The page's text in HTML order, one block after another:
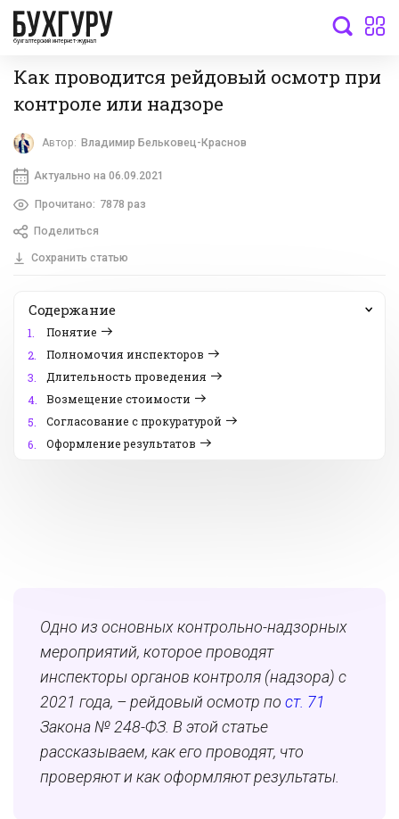
бухгалтерский интернет-журнал
Как проводится рейдовый осмотр при
контроле или надзоре
Автор: Владимир Бельковец-Краснов
Актуально на 06.09.2021
Прочитано: 7878 раз
Поделиться
Сохранить статью
Содержание
1.
Понятие
2.
Полномочия инспекторов
3.
Длительность проведения
4.
Возмещение стоимости
5.
Согласование с прокуратурой
6.
Оформление результатов
Одно из основных контрольно-надзорных
мероприятий, которое проводят
инспекторы органов контроля (надзора) с
2021 года, – рейдовый осмотр по ст. 71
Закона № 248-ФЗ. В этой статье
рассказываем, как его проводят, что
проверяют и как оформляют результаты.